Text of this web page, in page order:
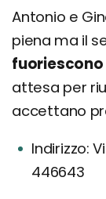
Antonio e
piena ma il
attesa per
accettano
Indirizzo:
446643